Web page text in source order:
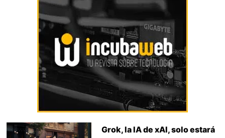
Grok, la IA de xAI, solo estará